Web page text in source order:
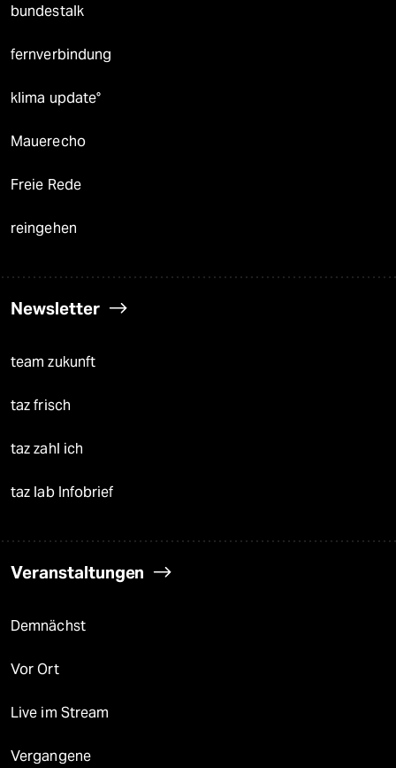
bundestalk
fernverbindung
klima update°
Mauerecho
Freie Rede
reingehen
Newsletter
team zukunft
taz frisch
taz zahl ich
taz lab Infobrief
Veranstaltungen
Demnächst
Vor Ort
Live im Stream
Vergangene